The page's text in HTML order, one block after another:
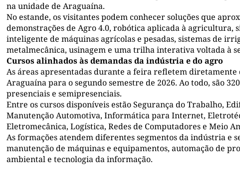
na unidade de Araguaína.
No estande, os visitantes podem conhecer soluções que
demonstrações de Agro 4.0, robótica aplicada à
inteligente de máquinas agrícolas e pesadas, sistemas de
metalmecânica, usinagem e uma trilha interativa voltada à
Cursos alinhados às demandas da indústria e do agro
As áreas apresentadas durante a feira refletem diretamente
Araguaína para o segundo semestre de 2026. Ao todo, são
presenciais e semipresenciais.
Entre os cursos disponíveis estão Segurança do Trabalho,
Manutenção Automotiva, Informática para Internet,
Eletromecânica, Logística, Redes de Computadores e Meio
As formações atendem diferentes segmentos da indústria e
manutenção de máquinas e equipamentos, automação de
ambiental e tecnologia da informação.